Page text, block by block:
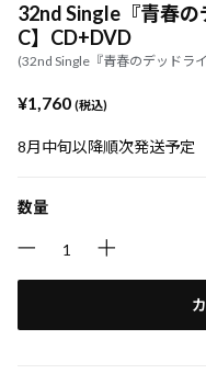
32nd Single『青春
C】CD+DVD
(32nd Single『青春のデッドラ
¥1,760 (税込)
8月中旬以降順次発送予定
数量